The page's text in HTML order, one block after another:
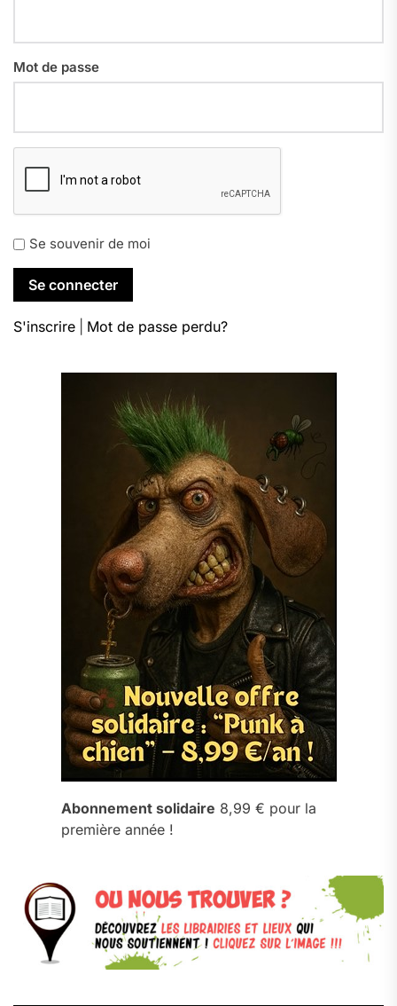
Mot de passe
Se souvenir de moi
S'inscrire Mot de passe perdu?
Abonnement solidaire 8,99 € pour la
première année !